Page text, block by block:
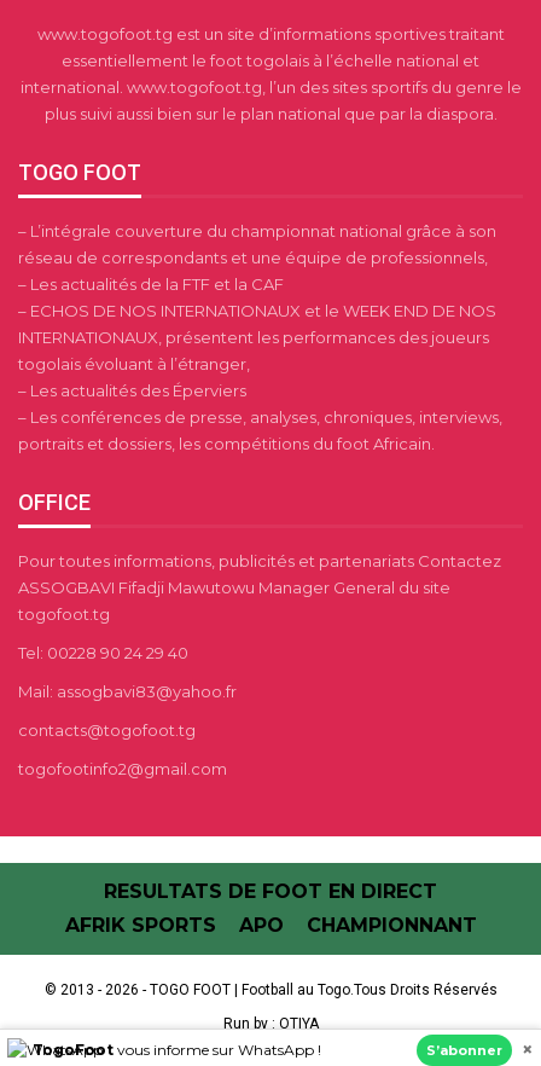
www.togofoot.tg est un site d’informations sportives traitant
essentiellement le foot togolais à l’échelle national et
international. www.togofoot.tg, l’un des sites sportifs du genre le
plus suivi aussi bien sur le plan national que par la diaspora.
TOGO FOOT
– L’intégrale couverture du championnat national grâce à son
réseau de correspondants et une équipe de professionnels,
– Les actualités de la FTF et la CAF
– ECHOS DE NOS INTERNATIONAUX et le WEEK END DE NOS
INTERNATIONAUX, présentent les performances des joueurs
togolais évoluant à l’étranger,
– Les actualités des Éperviers
– Les conférences de presse, analyses, chroniques, interviews,
portraits et dossiers, les compétitions du foot Africain.
OFFICE
Pour toutes informations, publicités et partenariats Contactez
ASSOGBAVI Fifadji Mawutowu Manager General du site
togofoot.tg
Tel: 00228 90 24 29 40
Mail: assogbavi83@yahoo.fr
contacts@togofoot.tg
togofootinfo2@gmail.com
RESULTATS DE FOOT EN DIRECT
AFRIK SPORTS
APO CHAMPIONNANT
© 2013 - 2026 - TOGO FOOT | Football au Togo.Tous Droits Réservés
Run by : OTIYA
TogoFoot vous informe sur WhatsApp ! S’abonner ×